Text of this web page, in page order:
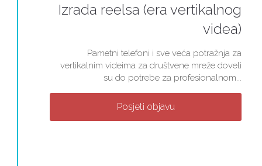
Izrada reelsa (era vertikalnog
videa)
Pametni telefoni i sve veća potražnja za
vertikalnim videima za društvene mreže doveli
su do potrebe za profesionalnom...
Posjeti objavu